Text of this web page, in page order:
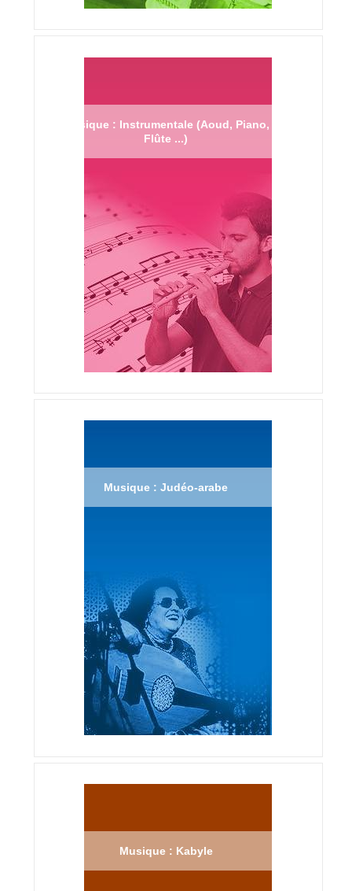
Musique : Instrumentale (Aoud, Piano,
Flûte ...)
Musique : Judéo-arabe
Musique : Kabyle